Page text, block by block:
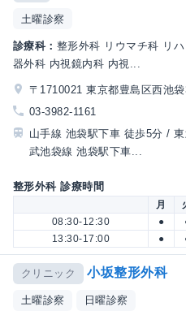
土曜診察
診療科： 整形外科 リウマチ科 リ
器外科 内視鏡内科 内視...
〒1710021 東京都豊島区西池
03-3982-1161
山手線 池袋駅下車 徒歩5分 /
武池袋線 池袋駅下車...
整形外科 診療時間
月
08:30-12:30
●
13:30-17:00
●
クリニック 小坂整形外科
土曜診察 日曜診察